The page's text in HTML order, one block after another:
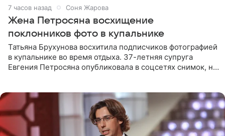
7 часов назад Соня Жарова
Жена Петросяна восхищение
поклонников фото в купальнике
Татьяна Брухунова восхитила подписчиков фотографией
в купальнике во время отдыха. 37-летняя супруга
Евгения Петросяна опубликовала в соцсетях снимок, на